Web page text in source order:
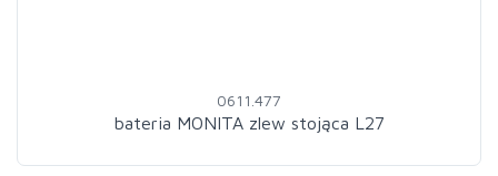
0611.477
bateria MONITA zlew stojąca L27